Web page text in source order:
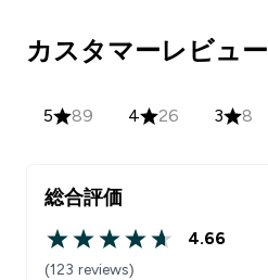
カスタマーレビュー
5 89 4 26 3 8
総合評価
4.66 out of 5 stars
4.66
(123 reviews)